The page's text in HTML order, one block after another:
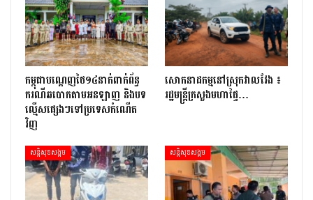
កម្ពុជាបណ្ដេញថៃ១៤នាក់ពាក់ព័ន្ធ
ករណីឆបោកតាមអនឡាញ និងបទ
ល្មើសផ្សេងៗទៅប្រទេសកំណើត
វិញ
សោកនាដកម្ម​នៅ​ស្រុក​វាល​វែង ៖
រដ្ឋមន្ត្រី​ក្រសួងមហាផ្ទៃ…
សន្តិសុខសង្គម សន្តិសុខសង្គម